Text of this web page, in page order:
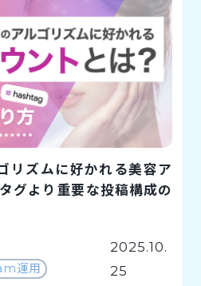
ズムに好かれる美容ア
グより重要な投稿構成の
運用
2025.10.
25